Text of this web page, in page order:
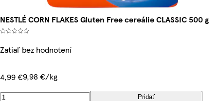
NESTLÉ CORN FLAKES Gluten Free cereálie CLASSIC 500 g
Zatiaľ bez hodnotení
4,99 €9,98 €/kg
Pridať